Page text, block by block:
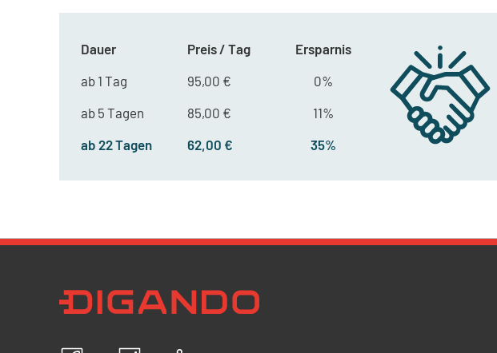
Dauer Preis / Tag
Ersparnis
ab 1 Tag
95,00 €
0%
ab 5 Tagen
85,00 €
11%
ab 22 Tagen
62,00 € 35%
Ich bestätige, dass ich dieDatenschutzrichtlinien